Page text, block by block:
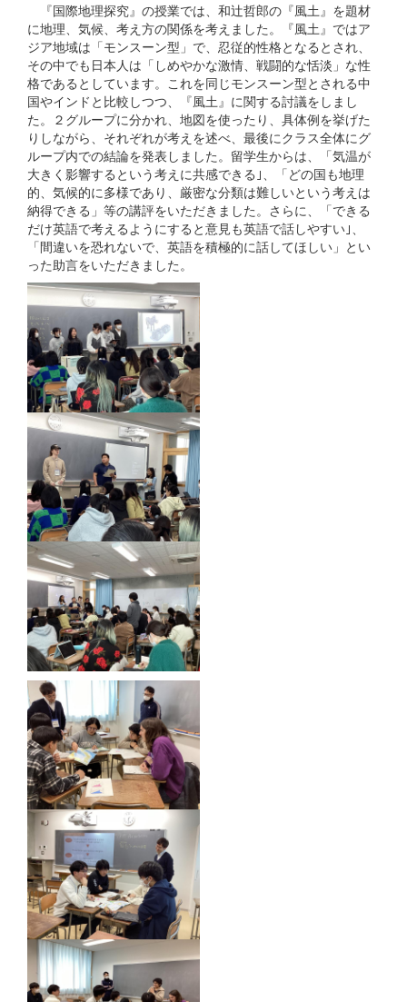
『国際地理探究』の授業では、和辻哲郎の『風土』を題材
に地理、気候、考え方の関係を考えました。『風土』ではア
ジア地域は「モンスーン型」で、忍従的性格となるとされ、
その中でも日本人は「しめやかな激情、戦闘的な恬淡」な性
格であるとしています。これを同じモンスーン型とされる中
国やインドと比較しつつ、『風土』に関する討議をしまし
た。２グループに分かれ、地図を使ったり、具体例を挙げた
りしながら、それぞれが考えを述べ、最後にクラス全体にグ
ループ内での結論を発表しました。留学生からは、「気温が
大きく影響するという考えに共感できる｣、「どの国も地理
的、気候的に多様であり、厳密な分類は難しいという考えは
納得できる」等の講評をいただきました。さらに、「できる
だけ英語で考えるようにすると意見も英語で話しやすい｣、
「間違いを恐れないで、英語を積極的に話してほしい」とい
った助言をいただきました。